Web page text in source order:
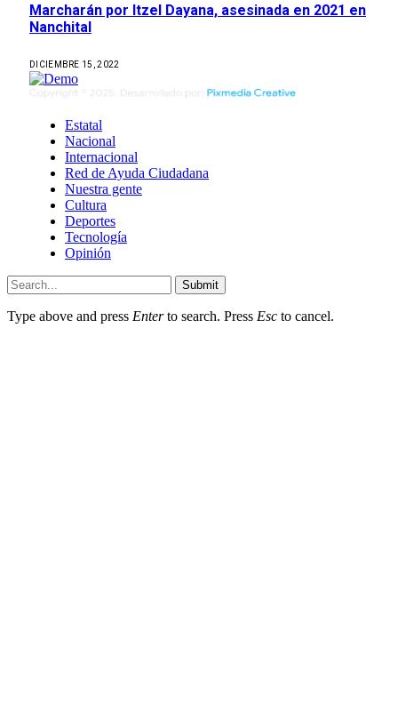
Marcharán por Itzel Dayana, asesinada en 2021 en
Nanchital
DICIEMBRE 15, 2022
Estatal
Nacional
Internacional
Red de Ayuda Ciudadana
Nuestra gente
Cultura
Deportes
Tecnología
Opinión
Submit
Type above and press Enterto search. Press Esc to cancel.